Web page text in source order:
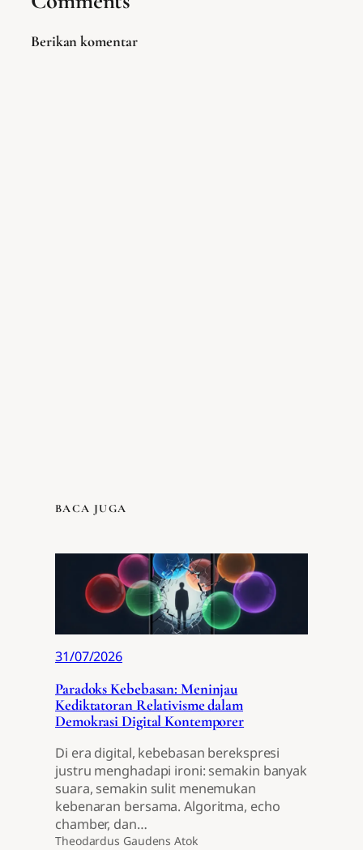
Berikan komentar
BACA JUGA
31/07/2026
Paradoks Kebebasan: Meninjau
Kediktatoran Relativisme dalam
Demokrasi Digital Kontemporer
Di era digital, kebebasan berekspresi
justru menghadapi ironi: semakin banyak
suara, semakin sulit menemukan
kebenaran bersama. Algoritma, echo
chamber, dan…
Theodardus Gaudens Atok